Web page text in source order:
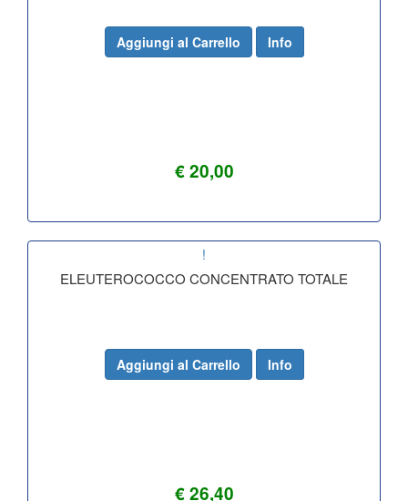
€ 20,00
Aggiungi al Carrello Info
!
ELEUTEROCOCCO CONCENTRATO TOTALE
€ 26,40
Aggiungi al Carrello Info